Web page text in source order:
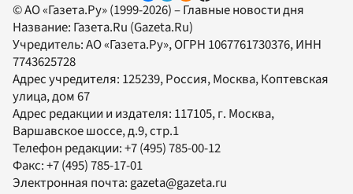
© АО «Газета.Ру» (1999-2026) – Главные новости дня
Название: Газета.Ru (Gazeta.Ru)
Учредитель:АО «Газета.Ру», ОГРН 1067761730376, ИНН
7743625728
Адрес учредителя: 125239, Россия, Москва, Коптевская
улица, дом 67
Адрес редакции и издателя: 117105, г. Москва,
Варшавское шоссе, д.9, стр.1
Телефон редакции:+7 (495) 785-00-12
Факс:+7 (495) 785-17-01
Электронная почта:gazeta@gazeta.ru